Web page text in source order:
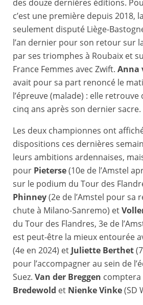
des douze dernières éditions.
c’est une première depuis 2018,
seulement disputé Liège-
l’an dernier pour son retour sur
par ses triomphes à Roubaix et
France Femmes avec Zwift. Anna
avait pour sa part renoncé le
l’épreuve (malade) : elle
cinq ans après son dernier sacre.
Les deux championnes ont
dispositions ces dernières
leurs ambitions ardennaises,
pour Pieterse(10e de l’Amstel
sur le podium du Tour des
Phinney(2e de l’Amstel pour sa
chute à Milano-Sanremo) et
du Tour des Flandres, 3e de
est peut-être la mieux entourée
(4e en 2024) et Juliette Berthet
pour l’accompagner au sein de
Suez. Van der Breggen comptera
Bredewold et Nienke Vinke(SD